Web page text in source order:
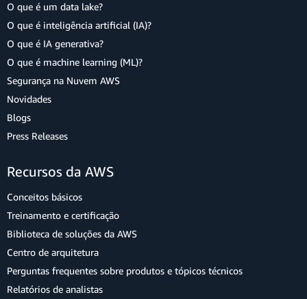
O que é um data lake?
O que é inteligência artificial (IA)?
O que é IA generativa?
O que é machine learning (ML)?
Segurança na Nuvem AWS
Novidades
Blogs
Press Releases
Recursos da AWS
Conceitos básicos
Treinamento e certificação
Biblioteca de soluções da AWS
Centro de arquitetura
Perguntas frequentes sobre produtos e tópicos técnicos
Relatórios de analistas